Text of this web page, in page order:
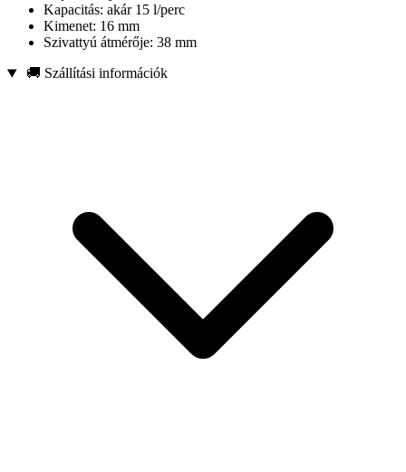
Kapacitás: akár 15 l/perc
Kimenet: 16 mm
Szivattyú átmérője: 38 mm
🚚 Szállítási információk